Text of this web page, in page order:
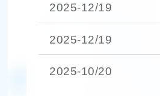
2025-12/19
2025-12/19
2025-10/20